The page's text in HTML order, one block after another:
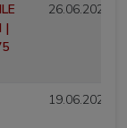
|
26.06.2025
19.06.2025